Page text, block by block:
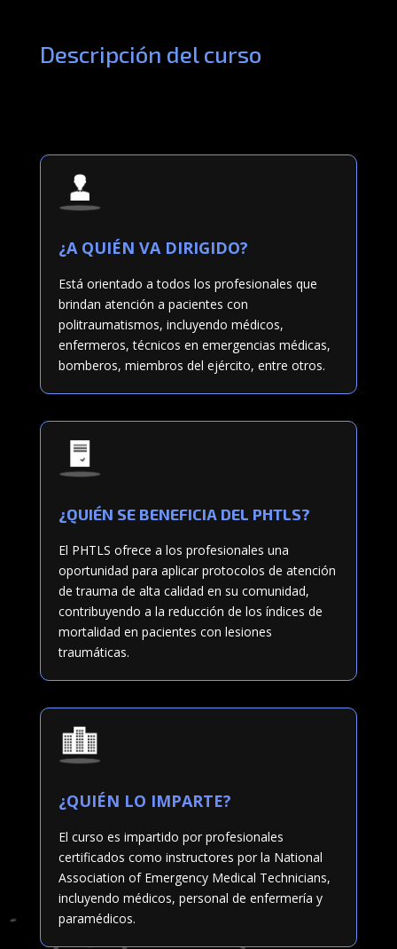
Descripción del curso
¿A QUIÉN VA DIRIGIDO?
Está orientado a todos los profesionales que
brindan atención a pacientes con
politraumatismos, incluyendo médicos,
enfermeros, técnicos en emergencias médicas,
bomberos, miembros del ejército, entre otros.
¿QUIÉN SE BENEFICIA DEL PHTLS?
El PHTLS ofrece a los profesionales una
oportunidad para aplicar protocolos de atención
de trauma de alta calidad en su comunidad,
contribuyendo a la reducción de los índices de
mortalidad en pacientes con lesiones
traumáticas.
¿QUIÉN LO IMPARTE?
El curso es impartido por profesionales
certificados como instructores por la National
Association of Emergency Medical Technicians,
incluyendo médicos, personal de enfermería y
paramédicos.